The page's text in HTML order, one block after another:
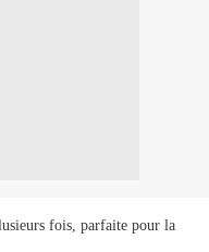
fois, parfaite pour la